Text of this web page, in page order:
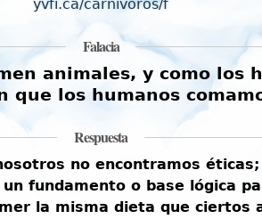
yvfi.ca/carnivoros/f
Falacia
animales, y como los
que los humanos
Respuesta
no encontramos
fundamento o base lógica
la misma dieta que ciertos